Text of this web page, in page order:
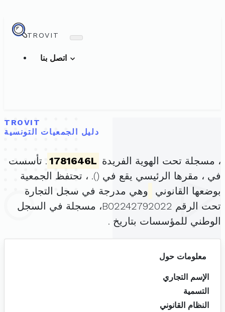
TROVIT
TROVIT
دليل الجمعيات التونسية
، مسجلة تحت الهوية الفريدة 1781646L . تأسست
في ، مقرها الرئيسي يقع في (). ، تحتفظ الجمعية
بوضعها القانوني
وهي مدرجة في سجل التجارة
تحت الرقم B02242792022، مسجلة في السجل
الوطني للمؤسسات بتاريخ .
معلومات حول
الإسم التجاري
التسمية
النظام القانوني